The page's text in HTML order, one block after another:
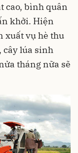
cao, bình quân
khởi. Hiện
xuất vụ hè thu
cây lúa sinh
tháng nữa sẽ